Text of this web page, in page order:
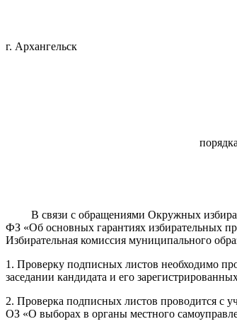
г. Архангельск «01»
В связи с обращениями Окружных
ФЗ «Об основных гарантиях избирательных
Избирательная комиссия муниципального
1. Проверку подписных листов необходимо
заседании кандидата и его
2. Проверка подписных листов проводится с
ОЗ «О выборах в органы местного